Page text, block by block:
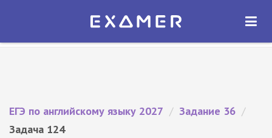
Экзамер — ЕГЭ 2027
ОТКРЫТЬ
ЕГЭ по английскому языку 2027 / Задание 36 /
Задача 124